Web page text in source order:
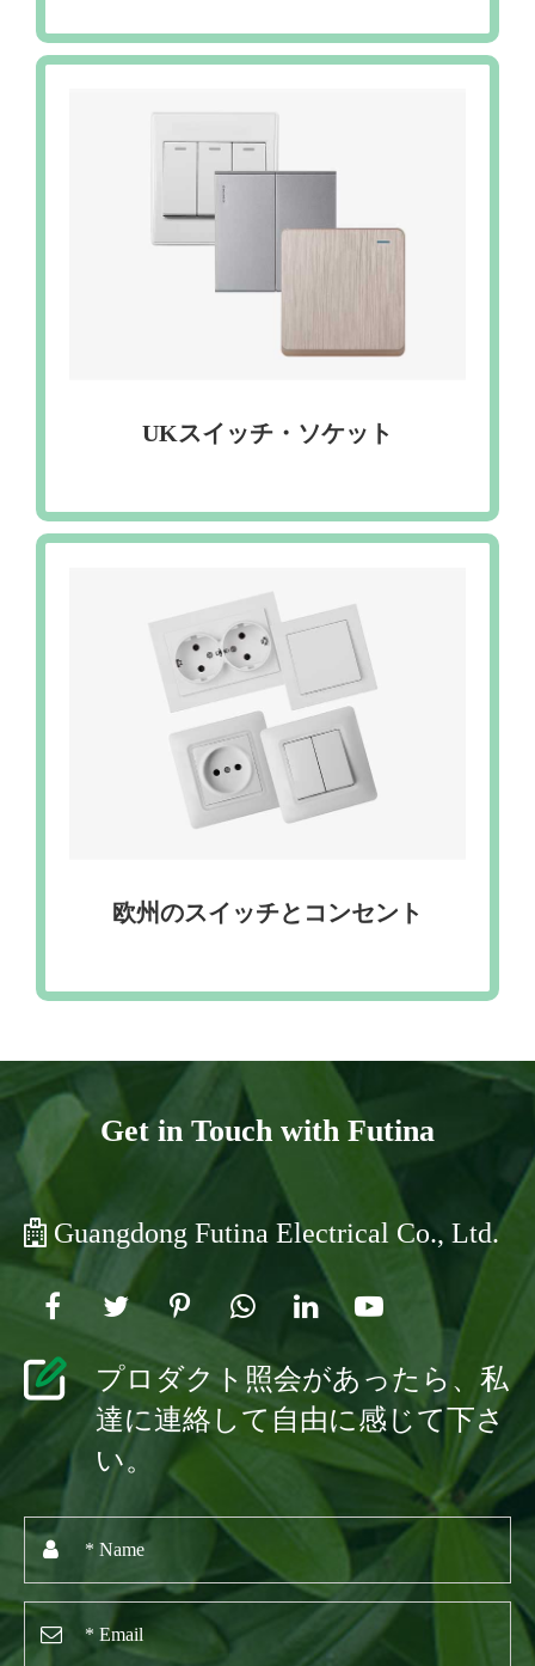
UKスイッチ・ソケット
欧州のスイッチとコンセント
Get in Touch with Futina
Guangdong Futina Electrical Co., Ltd.
プロダクト照会があったら、私
達に連絡して自由に感じて下さ
い。